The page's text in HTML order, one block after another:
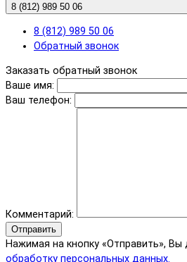
8 (812) 989 50 06
8 (812) 989 50 06
Обратный звонок
Заказать обратный звонок
Ваше имя:
Ваш телефон:
Комментарий:
Отправить
Нажимая на кнопку «Отправить», Вы
обработку персональных данных.